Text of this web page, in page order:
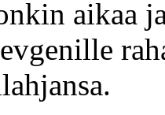
aikaa